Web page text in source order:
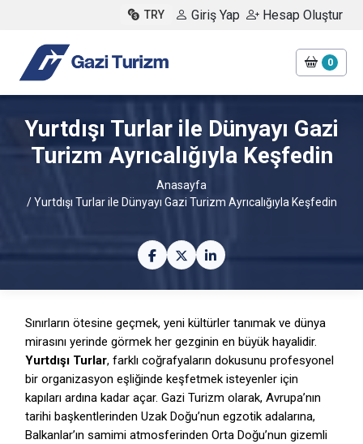
TRY Giriş Yap Hesap Oluştur
0
Yurtdışı Turlar ile Dünyayı Gazi
Turizm Ayrıcalığıyla Keşfedin
Anasayfa
/ Yurtdışı Turlar ile Dünyayı Gazi Turizm Ayrıcalığıyla Keşfedin
Sınırların ötesine geçmek, yeni kültürler tanımak ve dünya
mirasını yerinde görmek her gezginin en büyük hayalidir.
Yurtdışı Turlar, farklı coğrafyaların dokusunu profesyonel
bir organizasyon eşliğinde keşfetmek isteyenler için
kapıları ardına kadar açar. Gazi Turizm olarak, Avrupa’nın
tarihi başkentlerinden Uzak Doğu’nun egzotik adalarına,
Balkanlar’ın samimi atmosferinden Orta Doğu’nun gizemli